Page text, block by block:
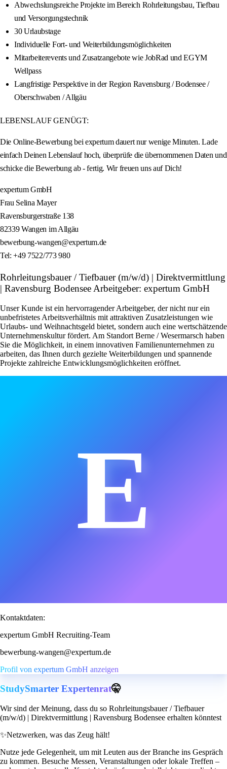
Abwechslungsreiche Projekte im Bereich Rohrleitungsbau, Tiefbau
und Versorgungstechnik
30 Urlaubstage
Individuelle Fort- und Weiterbildungsmöglichkeiten
Mitarbeiterevents und Zusatzangebote wie JobRad und EGYM
Wellpass
Langfristige Perspektive in der Region Ravensburg / Bodensee /
Oberschwaben / Allgäu
LEBENSLAUF GENÜGT:
Die Online-Bewerbung bei expertum dauert nur wenige Minuten. Lade
einfach Deinen Lebenslauf hoch, überprüfe die übernommenen Daten und
schicke die Bewerbung ab - fertig. Wir freuen uns auf Dich!
expertum GmbH
Frau Selina Mayer
Ravensburgerstraße 138
82339 Wangen im Allgäu
bewerbung-wangen@expertum.de
Tel: +49 7522/773 980
Rohrleitungsbauer / Tiefbauer (m/w/d) | Direktvermittlung
| Ravensburg Bodensee Arbeitgeber: expertum GmbH
Unser Kunde ist ein hervorragender Arbeitgeber, der nicht nur ein
unbefristetes Arbeitsverhältnis mit attraktiven Zusatzleistungen wie
Urlaubs- und Weihnachtsgeld bietet, sondern auch eine wertschätzende
Unternehmenskultur fördert. Am Standort Berne / Wesermarsch haben
Sie die Möglichkeit, in einem innovativen Familienunternehmen zu
arbeiten, das Ihnen durch gezielte Weiterbildungen und spannende
Projekte zahlreiche Entwicklungsmöglichkeiten eröffnet.
E
Kontaktdaten:
expertum GmbH Recruiting-Team
bewerbung-wangen@expertum.de
Profil von expertum GmbH anzeigen
StudySmarter Expertenrat🤫
Wir sind der Meinung, dass du so Rohrleitungsbauer / Tiefbauer
(m/w/d) | Direktvermittlung | Ravensburg Bodensee erhalten könntest
✨Netzwerken, was das Zeug hält!
Nutze jede Gelegenheit, um mit Leuten aus der Branche ins Gespräch
zu kommen. Besuche Messen, Veranstaltungen oder lokale Treffen –